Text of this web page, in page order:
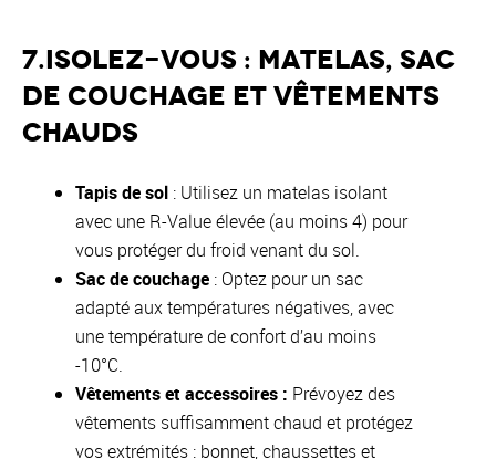
7.Isolez-vous : matelas, sac
de couchage et vêtements
chauds
Tapis de sol : Utilisez un matelas isolant
avec une R-Value élevée (au moins 4) pour
vous protéger du froid venant du sol.
Sac de couchage : Optez pour un sac
adapté aux températures négatives, avec
une température de confort d’au moins
-10°C.
Vêtements et accessoires : Prévoyez des
vêtements suffisamment chaud et protégez
vos extrémités : bonnet, chaussettes et